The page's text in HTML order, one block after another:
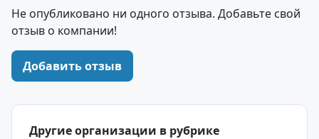
Не опубликовано ни одного отзыва. Добавьте свой
отзыв о компании!
Добавить отзыв
Другие организации в рубрике